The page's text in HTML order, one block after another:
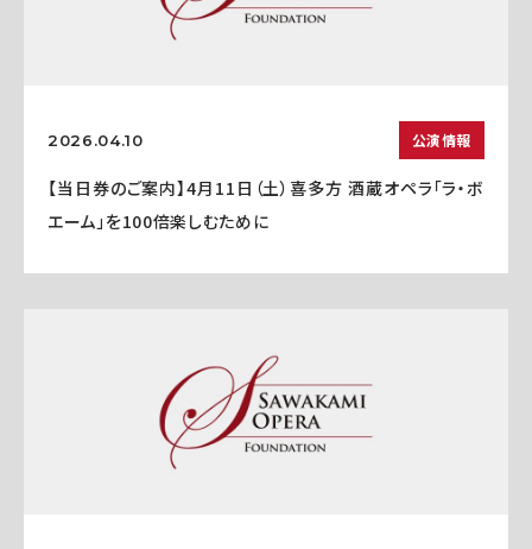
2026.04.10 公演情報
【当日券のご案内】4月11日（土）喜多方 酒蔵オペラ「ラ・ボ
エーム」を100倍楽しむために